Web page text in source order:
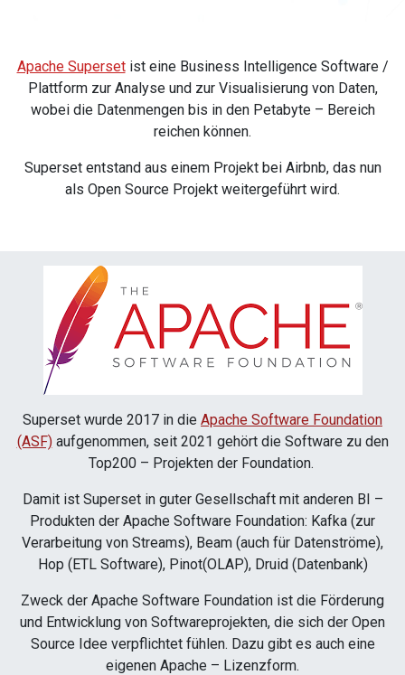
Apache Supersetist eine Business Intelligence Software /
Plattform zur Analyse und zur Visualisierung von Daten,
wobei die Datenmengen bis in den Petabyte – Bereich
reichen können.
Superset entstand aus einem Projekt bei Airbnb, das nun
als Open Source Projekt weitergeführt wird.
Superset wurde 2017 in die Apache Software Foundation
(ASF)aufgenommen, seit 2021 gehört die Software zu den
Top200 – Projekten der Foundation.
Damit ist Superset in guter Gesellschaft mit anderen BI –
Produkten der Apache Software Foundation: Kafka (zur
Verarbeitung von Streams), Beam (auch für Datenströme),
Hop (ETL Software), Pinot(OLAP), Druid (Datenbank)
Zweck der Apache Software Foundation ist die Förderung
und Entwicklung von Softwareprojekten, die sich der Open
Source Idee verpflichtet fühlen. Dazu gibt es auch eine
eigenen Apache – Lizenzform.